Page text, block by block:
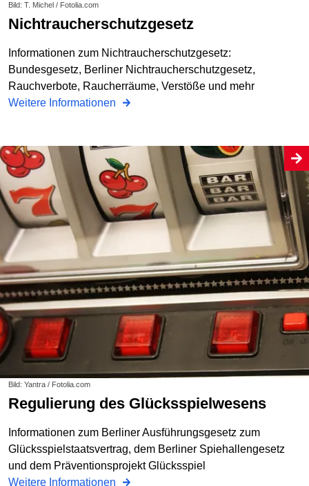
Bild: T. Michel / Fotolia.com
Nichtraucherschutzgesetz
Informationen zum Nichtraucherschutzgesetz:
Bundesgesetz, Berliner Nichtraucherschutzgesetz,
Rauchverbote, Raucherräume, Verstöße und mehr
Weitere Informationen
Bild: Yantra / Fotolia.com
Regulierung des Glücksspielwesens
Informationen zum Berliner Ausführungsgesetz zum
Glücksspielstaatsvertrag, dem Berliner Spiehallengesetz
und dem Präventionsprojekt Glücksspiel
Weitere Informationen